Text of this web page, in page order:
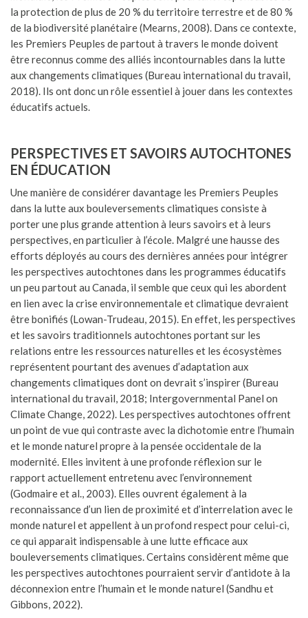
la protection de plus de 20 % du territoire terrestre et de 80 %
de la biodiversité planétaire (Mearns, 2008). Dans ce contexte,
les Premiers Peuples de partout à travers le monde doivent
être reconnus comme des alliés incontournables dans la lutte
aux changements climatiques (Bureau international du travail,
2018). Ils ont donc un rôle essentiel à jouer dans les contextes
éducatifs actuels.
PERSPECTIVES ET SAVOIRS AUTOCHTONES
EN ÉDUCATION
Une manière de considérer davantage les Premiers Peuples
dans la lutte aux bouleversements climatiques consiste à
porter une plus grande attention à leurs savoirs et à leurs
perspectives, en particulier à l’école. Malgré une hausse des
efforts déployés au cours des dernières années pour intégrer
les perspectives autochtones dans les programmes éducatifs
un peu partout au Canada, il semble que ceux qui les abordent
en lien avec la crise environnementale et climatique devraient
être bonifiés (Lowan-Trudeau, 2015). En effet, les perspectives
et les savoirs traditionnels autochtones portant sur les
relations entre les ressources naturelles et les écosystèmes
représentent pourtant des avenues d’adaptation aux
changements climatiques dont on devrait s’inspirer (Bureau
international du travail, 2018; Intergovernmental Panel on
Climate Change, 2022). Les perspectives autochtones offrent
un point de vue qui contraste avec la dichotomie entre l’humain
et le monde naturel propre à la pensée occidentale de la
modernité. Elles invitent à une profonde réflexion sur le
rapport actuellement entretenu avec l’environnement
(Godmaire et al., 2003). Elles ouvrent également à la
reconnaissance d’un lien de proximité et d’interrelation avec le
monde naturel et appellent à un profond respect pour celui-ci,
ce qui apparait indispensable à une lutte efficace aux
bouleversements climatiques. Certains considèrent même que
les perspectives autochtones pourraient servir d’antidote à la
déconnexion entre l’humain et le monde naturel (Sandhu et
Gibbons, 2022).